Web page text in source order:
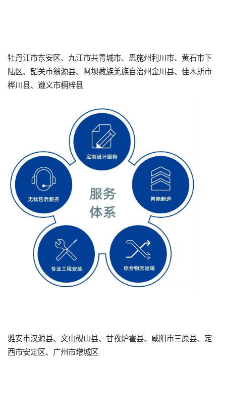
牡丹江市东安区、九江市共青城市、恩施州利川市、黄石市下
陆区、韶关市翁源县、阿坝藏族羌族自治州金川县、佳木斯市
桦川县、遵义市桐梓县
雅安市汉源县、文山砚山县、甘孜炉霍县、咸阳市三原县、定
西市安定区、广州市增城区